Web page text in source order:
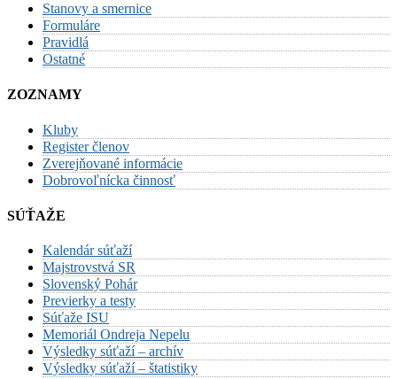
Stanovy a smernice
Formuláre
Pravidlá
Ostatné
ZOZNAMY
Kluby
Register členov
Zverejňované informácie
Dobrovoľnícka činnosť
SÚŤAŽE
Kalendár súťaží
Majstrovstvá SR
Slovenský Pohár
Previerky a testy
Súťaže ISU
Memoriál Ondreja Nepelu
Výsledky súťaží – archív
Výsledky súťaží – štatistiky